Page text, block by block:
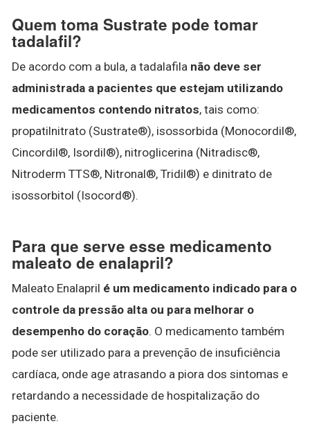
Quem toma Sustrate pode tomar
tadalafil?
De acordo com a bula, a tadalafila não deve ser
administrada a pacientes que estejam utilizando
medicamentos contendo nitratos, tais como:
propatilnitrato (Sustrate®), isossorbida (Monocordil®,
Cincordil®, Isordil®), nitroglicerina (Nitradisc®,
Nitroderm TTS®, Nitronal®, Tridil®) e dinitrato de
isossorbitol (Isocord®).
Para que serve esse medicamento
maleato de enalapril?
Maleato Enalapril é um medicamento indicado para o
controle da pressão alta ou para melhorar o
desempenho do coração. O medicamento também
pode ser utilizado para a prevenção de insuficiência
cardíaca, onde age atrasando a piora dos sintomas e
retardando a necessidade de hospitalização do
paciente.